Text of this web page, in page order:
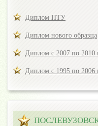
Диплом ПТУ
Диплом нового образца
Диплом с 2007 по 2010
Диплом с 1995 по 2006